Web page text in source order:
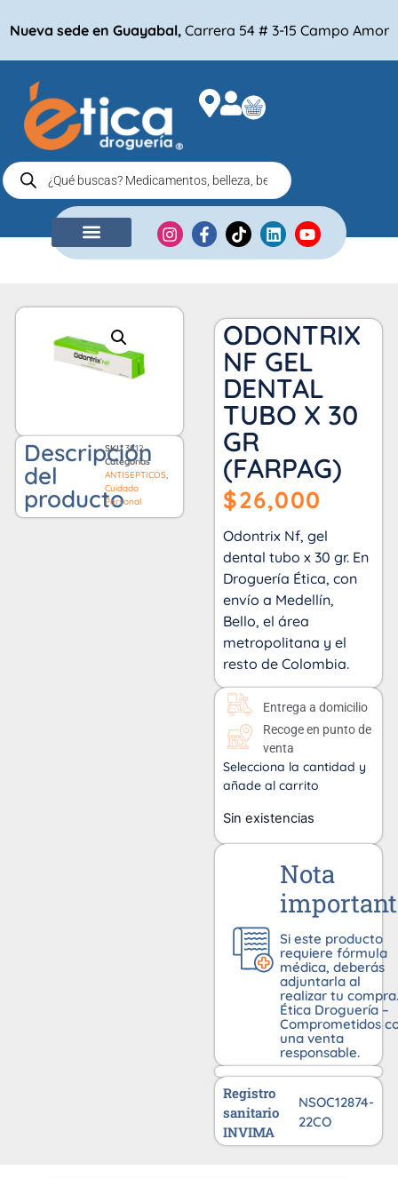
Nueva sede en Guayabal, Carrera 54 # 3-15 Campo Amor
Descripción
del
producto
SKU3912
Categorías
ANTISEPTICOS,
Cuidado
Personal
ODONTRIX
NF GEL
DENTAL
TUBO X 30
GR
(FARPAG)
$26,000
Odontrix Nf, gel
dental tubo x 30 gr. En
Droguería Ética, con
envío a Medellín,
Bello, el área
metropolitana y el
resto de Colombia.
Entrega a domicilio
Recoge en punto de
venta
Selecciona la cantidad y
añade al carrito
Sin existencias
Nota
Si este producto
requiere fórmula
médica, deberás
adjuntarla al
realizar tu compra.
Ética Droguería –
Comprometidos
una venta
responsable.
Registro
sanitario
INVIMA
NSOC12874-
22CO